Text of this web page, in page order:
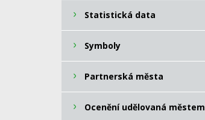
Statistická data
Symboly
Partnerská města
Ocenění udělovaná městem